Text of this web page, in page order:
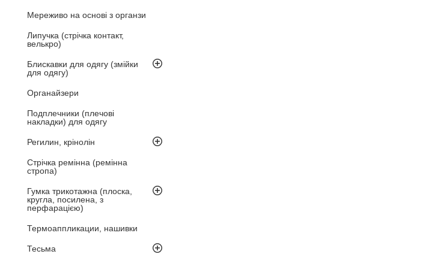
Мереживо на основі з органзи
Липучка (стрічка контакт,
велькро)
Блискавки для одягу (змійки
для одягу)
Органайзери
Подплечники (плечові
накладки) для одягу
Регилин, крінолін
Стрічка ремінна (ремінна
стропа)
Гумка трикотажна (плоска,
кругла, посилена, з
перфарацією)
Термоаппликации, нашивки
Тесьма